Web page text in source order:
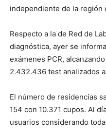
independiente de la región
Respecto a la de Red de
diagnóstica, ayer se
exámenes PCR,
2.432.436 test analizados
El número de residencias
154 con 10.371 cupos. Al
usuarios considerando